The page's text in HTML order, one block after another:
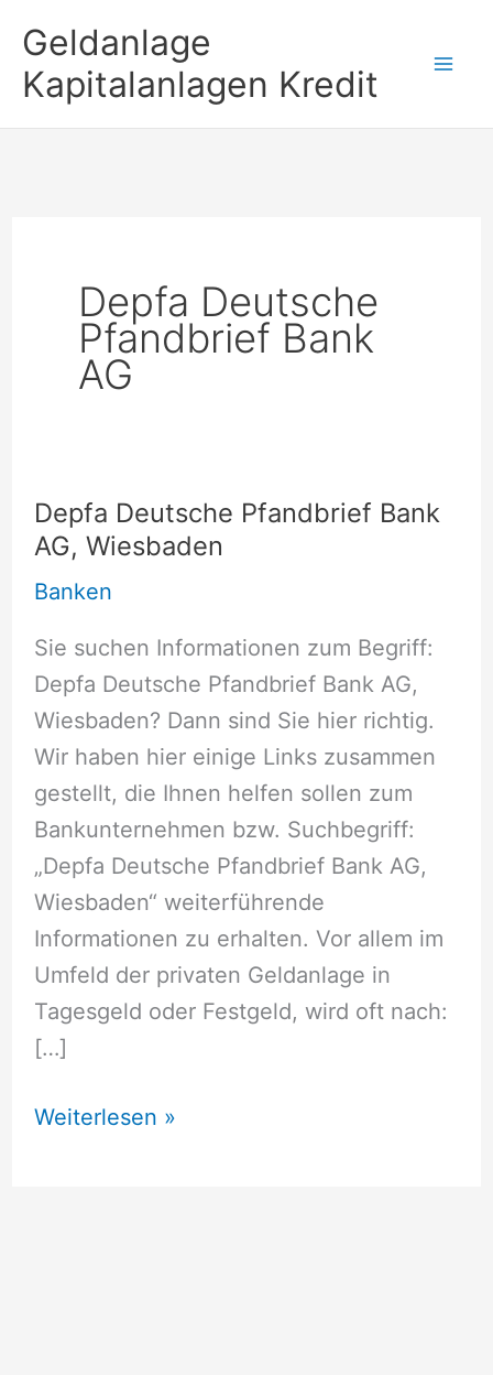
Inhalt
springen
Geldanlage
Kapitalanlagen Kredit
Depfa Deutsche
Pfandbrief Bank
AG
Depfa Deutsche Pfandbrief Bank
AG, Wiesbaden
Banken
Sie suchen Informationen zum Begriff:
Depfa Deutsche Pfandbrief Bank AG,
Wiesbaden? Dann sind Sie hier richtig.
Wir haben hier einige Links zusammen
gestellt, die Ihnen helfen sollen zum
Bankunternehmen bzw. Suchbegriff:
„Depfa Deutsche Pfandbrief Bank AG,
Wiesbaden“ weiterführende
Informationen zu erhalten. Vor allem im
Umfeld der privaten Geldanlage in
Tagesgeld oder Festgeld, wird oft nach:
[…]
Depfa
Weiterlesen »